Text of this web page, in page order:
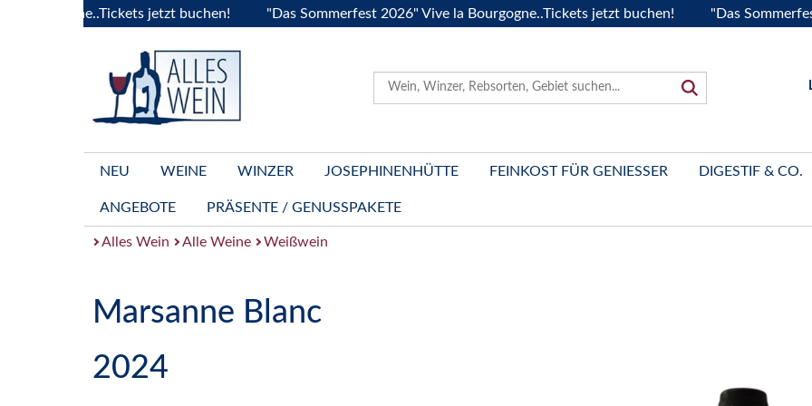
jetzt buchen! "Das Sommerfest 2026" Vive la Bourgogne..Tickets jetzt buchen! "Das Sommerfest
NEU WEINE WINZER JOSEPHINENHÜTTE FEINKOST FÜR GENIESSER DIGESTIF & CO.
ANGEBOTE PRÄSENTE / GENUSSPAKETE
Alles Wein Alle Weine Weißwein
Marsanne Blanc
2024